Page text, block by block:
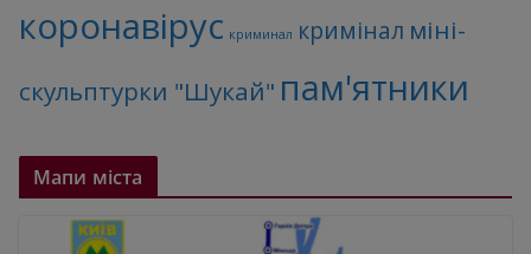
коронавірус криминал кримінал міні-
скульптурки "Шукай" пам'ятники
Мапи міста